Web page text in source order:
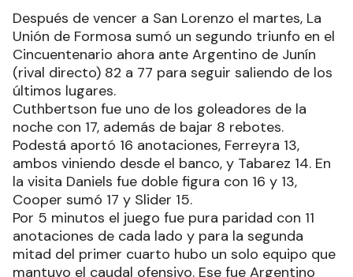
Después de vencer a San Lorenzo el martes, La
Unión de Formosa sumó un segundo triunfo en el
Cincuentenario ahora ante Argentino de Junín
(rival directo) 82 a 77 para seguir saliendo de los
últimos lugares.
Cuthbertson fue uno de los goleadores de la
noche con 17, además de bajar 8 rebotes.
Podestá aportó 16 anotaciones, Ferreyra 13,
ambos viniendo desde el banco, y Tabarez 14. En
la visita Daniels fue doble figura con 16 y 13,
Cooper sumó 17 y Slider 15.
Por 5 minutos el juego fue pura paridad con 11
anotaciones de cada lado y para la segunda
mitad del primer cuarto hubo un solo equipo que
mantuvo el caudal ofensivo. Ese fue Argentino